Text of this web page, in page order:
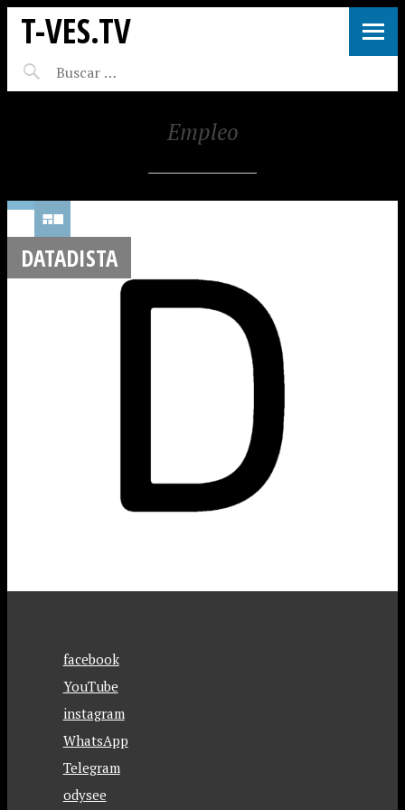
T-VES.TV
Empleo
DATADISTA
facebook
YouTube
instagram
WhatsApp
Telegram
odysee